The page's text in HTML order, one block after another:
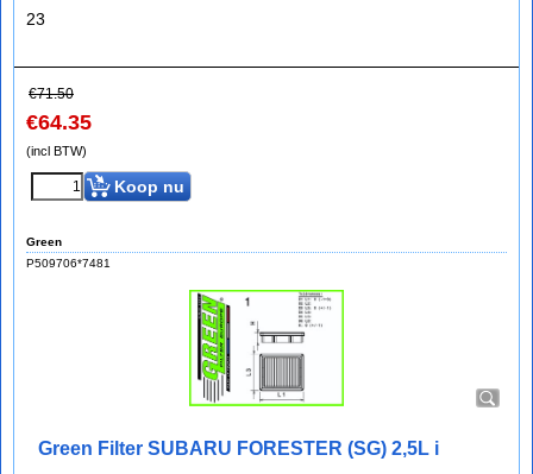
23
€71.50
€64.35
(incl BTW)
Koop nu
Green
P509706*7481
Green Filter SUBARU FORESTER (SG) 2,5L i